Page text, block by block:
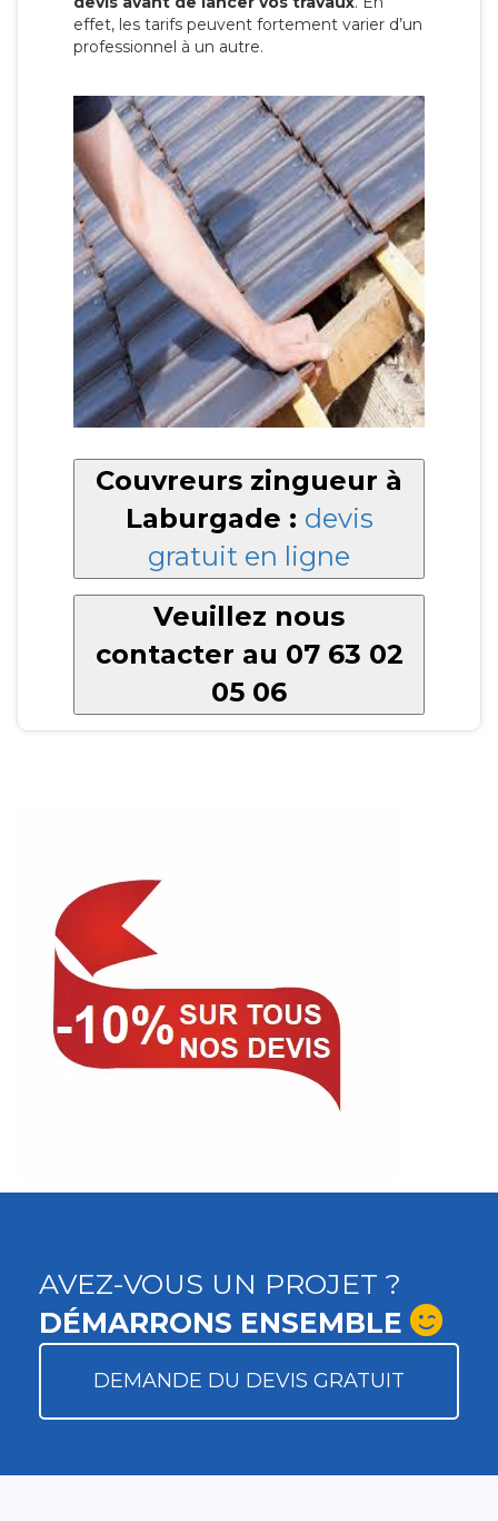
effet, les tarifs peuvent fortement varier d’un
professionnel à un autre.
Couvreurs zingueur à
Laburgade : devis
gratuit en ligne
Veuillez nous
contacter au 07 63 02
05 06
AVEZ-VOUS UN PROJET ?
DÉMARRONS ENSEMBLE
DEMANDE DU DEVIS GRATUIT